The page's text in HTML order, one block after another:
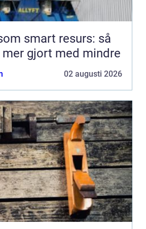
smart resurs: så
gjort med mindre
02 augusti 2026